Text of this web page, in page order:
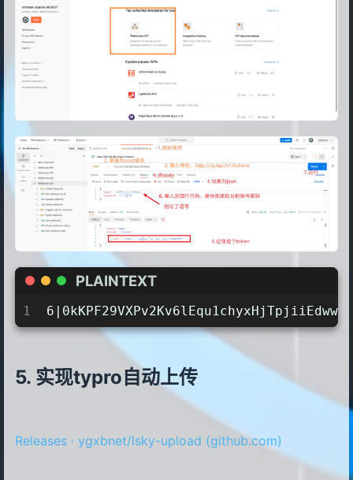
PLAINTEXT
1
实现typro自动上传
Releases · ygxbnet/lsky-upload (github.com)